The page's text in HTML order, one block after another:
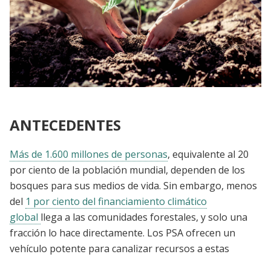
ANTECEDENTES
Más de 1.600 millones de personas, equivalente al 20
por ciento de la población mundial, dependen de los
bosques para sus medios de vida. Sin embargo, menos
del 1 por ciento del financiamiento climático
global llega a las comunidades forestales, y solo una
fracción lo hace directamente. Los PSA ofrecen un
vehículo potente para canalizar recursos a estas